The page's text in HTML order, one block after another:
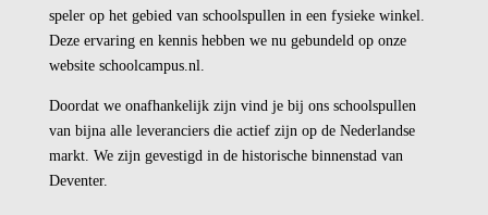
speler op het gebied van schoolspullen in een fysieke winkel.
Deze ervaring en kennis hebben we nu gebundeld op onze
website schoolcampus.nl.
Doordat we onafhankelijk zijn vind je bij ons schoolspullen
van bijna alle leveranciers die actief zijn op de Nederlandse
markt. We zijn gevestigd in de historische binnenstad van
Deventer.